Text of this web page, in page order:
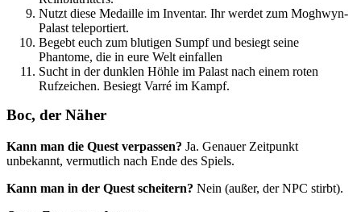
Nutzt diese Medaille im Inventar. Ihr werdet zum Moghwyn-
Palast teleportiert.
Begebt euch zum blutigen Sumpf und besiegt seine
Phantome, die in eure Welt einfallen
Sucht in der dunklen Höhle im Palast nach einem roten
Rufzeichen. Besiegt Varré im Kampf.
Boc, der Näher
Kann man die Quest verpassen? Ja. Genauer Zeitpunkt
unbekannt, vermutlich nach Ende des Spiels.
Kann man in der Quest scheitern? Nein (außer, der NPC stirbt).